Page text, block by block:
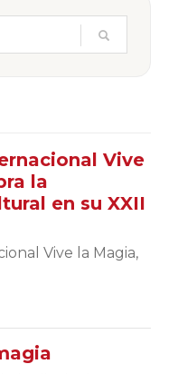
Vive
la
en su XXII
Vive la Magia,